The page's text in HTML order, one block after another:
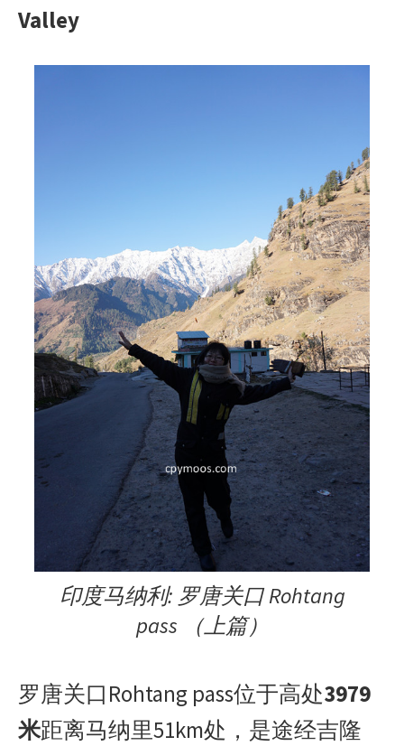
Valley
印度马纳利: 罗唐关口 Rohtang
pass （上篇）
罗唐关口Rohtang pass位于高处3979
米距离马纳里51km处，是途经吉隆